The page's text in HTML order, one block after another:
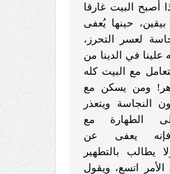
أصبح البيت غارقا
حينها يُعفى
لعسر التحرز،
علينا في الدينا من
مع البيت كله
ومن يسكن مع
النجاسة ويتعذر
الطهارة مع
يعفى عن
يطالب بالتطهير
الأمر اتسع، ويقول